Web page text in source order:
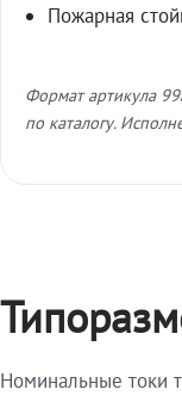
Пожарная
Формат артикула
по каталогу.
Номинальные токи